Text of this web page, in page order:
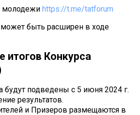
молодежи https://t.me/tatforum
может быть расширен в ходе
итогов Конкурса
будут подведены с 5 июня 2024 г.
результатов.
и Призеров размещаются в